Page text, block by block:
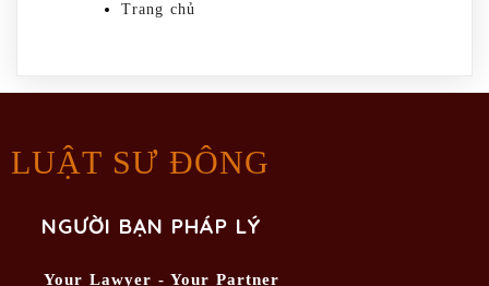
Trang chủ
LUẬT SƯ ĐÔNG
NGƯỜI BẠN PHÁP LÝ
Your Lawyer - Your Partner